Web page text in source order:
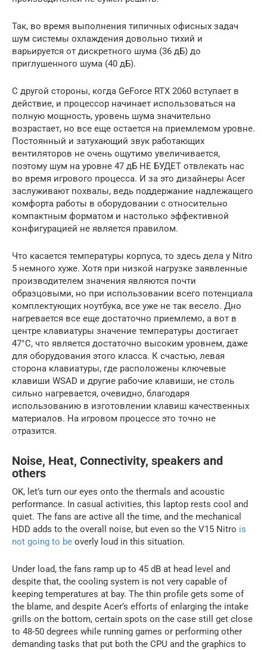
Так, во время выполнения типичных офисных задач
шум системы охлаждения довольно тихий и
варьируется от дискретного шума (36 дБ) до
приглушенного шума (40 дБ).
С другой стороны, когда GeForce RTX 2060 вступает в
действие, и процессор начинает использоваться на
полную мощность, уровень шума значительно
возрастает, но все еще остается на приемлемом уровне.
Постоянный и затухающий звук работающих
вентиляторов не очень ощутимо увеличивается,
поэтому шум на уровне 47 дБ НЕ БУДЕТ отвлекать нас
во время игрового процесса. И за это дизайнеры Acer
заслуживают похвалы, ведь поддержание надлежащего
комфорта работы в оборудовании с относительно
компактным форматом и настолько эффективной
конфигурацией не является правилом.
Что касается температуры корпуса, то здесь дела у Nitro
5 немного хуже. Хотя при низкой нагрузке заявленные
производителем значения являются почти
образцовыми, но при использовании всего потенциала
комплектующих ноутбука, все уже не так весело. Дно
нагревается все еще достаточно приемлемо, а вот в
центре клавиатуры значение температуры достигает
47°C, что является достаточно высоким уровнем, даже
для оборудования этого класса. К счастью, левая
сторона клавиатуры, где расположены ключевые
клавиши WSAD и другие рабочие клавиши, не столь
сильно нагревается, очевидно, благодаря
использованию в изготовлении клавиш качественных
материалов. На игровом процессе это точно не
отразится.
Noise, Heat, Connectivity, speakers and
others
OK, let’s turn our eyes onto the thermals and acoustic
performance. In casual activities, this laptop rests cool and
quiet. The fans are active all the time, and the mechanical
HDD adds to the overall noise, but even so the V15 Nitro is
not going to be overly loud in this situation.
Under load, the fans ramp up to 45 dB at head level and
despite that, the cooling system is not very capable of
keeping temperatures at bay. The thin profile gets some of
the blame, and despite Acer’s efforts of enlarging the intake
grills on the bottom, certain spots on the case still get close
to 48-50 degrees while running games or performing other
demanding tasks that put both the CPU and the graphics to